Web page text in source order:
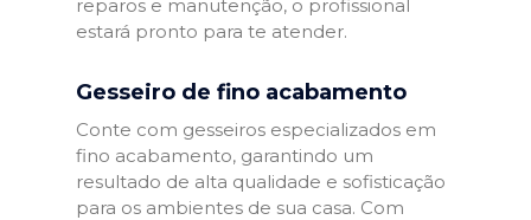
reparos e manutenção, o profissional
estará pronto para te atender.
Gesseiro de fino acabamento
Conte com gesseiros especializados em
fino acabamento, garantindo um
resultado de alta qualidade e sofisticação
para os ambientes de sua casa. Com